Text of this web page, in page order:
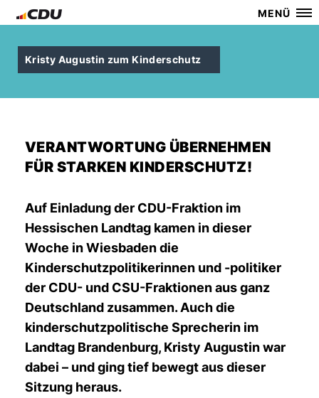
MENÜ
Kristy Augustin zum Kinderschutz
VERANTWORTUNG ÜBERNEHMEN
FÜR STARKEN KINDERSCHUTZ!
Auf Einladung der CDU-Fraktion im
Hessischen Landtag kamen in dieser
Woche in Wiesbaden die
Kinderschutzpolitikerinnen und -politiker
der CDU- und CSU-Fraktionen aus ganz
Deutschland zusammen. Auch die
kinderschutzpolitische Sprecherin im
Landtag Brandenburg, Kristy Augustin war
dabei – und ging tief bewegt aus dieser
Sitzung heraus.